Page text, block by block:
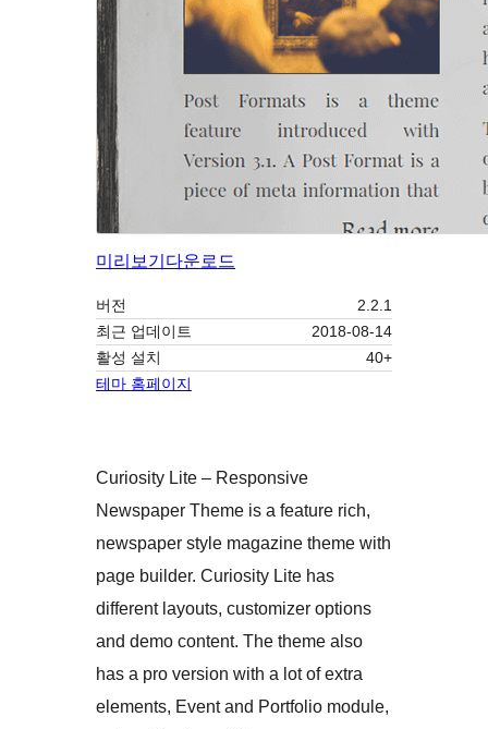
미리보기 다운로드
버전
2.2.1
최근 업데이트
2018-08-14
활성 설치
40+
테마 홈페이지
Curiosity Lite – Responsive
Newspaper Theme is a feature rich,
newspaper style magazine theme with
page builder. Curiosity Lite has
different layouts, customizer options
and demo content. The theme also
has a pro version with a lot of extra
elements, Event and Portfolio module,